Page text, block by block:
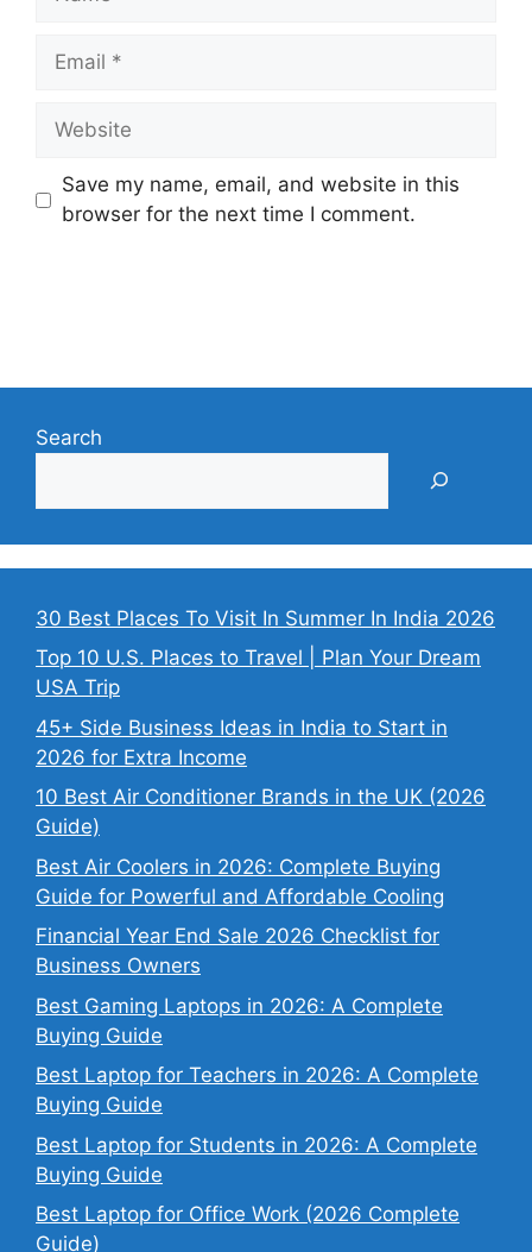
Email
Website
Save my name, email, and website in this
browser for the next time I comment.
Search
30 Best Places To Visit In Summer In India 2026
Top 10 U.S. Places to Travel | Plan Your Dream
USA Trip
45+ Side Business Ideas in India to Start in
2026 for Extra Income
10 Best Air Conditioner Brands in the UK (2026
Guide)
Best Air Coolers in 2026: Complete Buying
Guide for Powerful and Affordable Cooling
Financial Year End Sale 2026 Checklist for
Business Owners
Best Gaming Laptops in 2026: A Complete
Buying Guide
Best Laptop for Teachers in 2026: A Complete
Buying Guide
Best Laptop for Students in 2026: A Complete
Buying Guide
Best Laptop for Office Work (2026 Complete
Guide)